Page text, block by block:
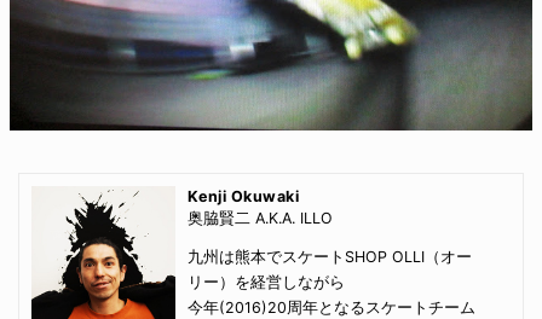
Kenji Okuwaki
奥脇賢二 A.K.A. ILLO
九州は熊本でスケートSHOP OLLI（オー
リー）を経営しながら
今年(2016)20周年となるスケートチーム